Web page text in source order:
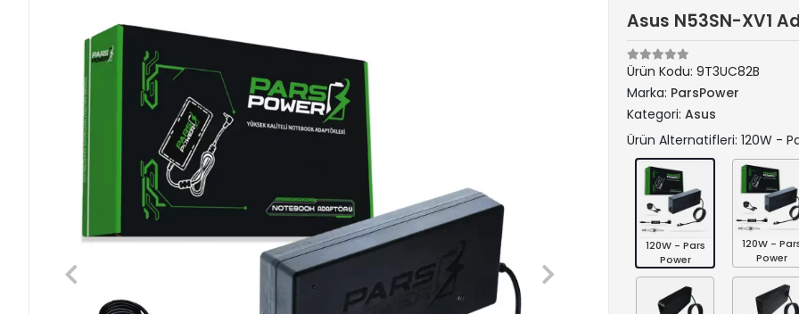
Asus N53SN-XV1
Ürün Kodu: 9T3UC82B
Marka: ParsPower
Kategori: Asus
Ürün Alternatifleri: 120W -
120W - Pars
Power
120W -
Power